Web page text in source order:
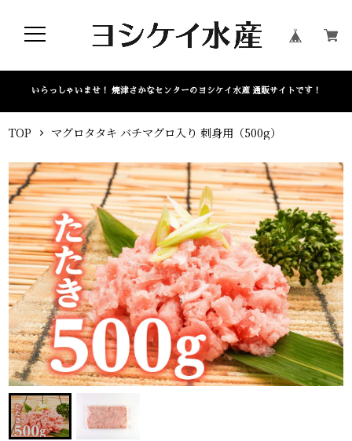
いらっしゃいませ！ 焼津さかなセンターのヨシケイ水産 通販サイトです！
TOP マグロタタキ バチマグロ入り 刺身用（500g）